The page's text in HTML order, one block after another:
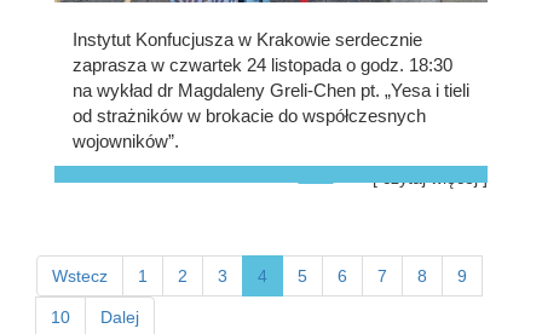
Instytut Konfucjusza w Krakowie serdecznie
zaprasza w czwartek 24 listopada o godz. 18:30
na wykład dr Magdaleny Greli-Chen pt. „Yesa i tieli
od strażników w brokacie do współczesnych
wojowników”.
Wstecz 1 2 3 4 5 6 7 8 9
10 Dalej